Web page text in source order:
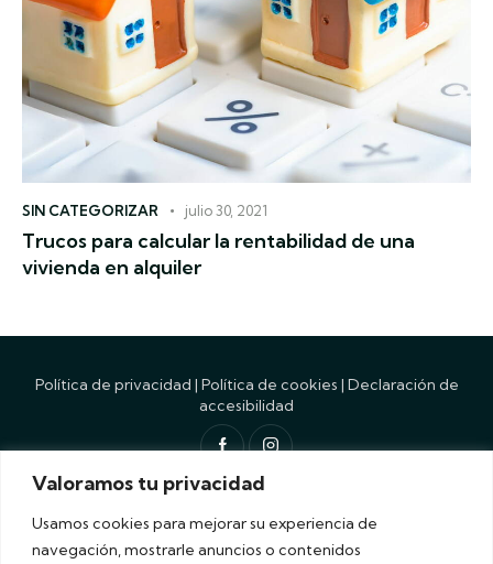
Valoramos tu privacidad
Usamos cookies para mejorar su experiencia de
navegación, mostrarle anuncios o contenidos
SIN CATEGORIZAR julio 30, 2021
Trucos para calcular la rentabilidad de una
vivienda en alquiler
Política de privacidad | Política de cookies | Declaración de
accesibilidad
Siguemedia